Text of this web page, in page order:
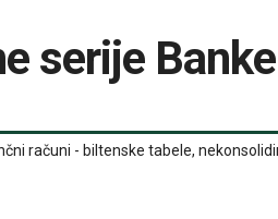
serije
računi - biltenske tabele,